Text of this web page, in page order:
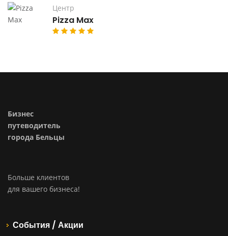
Центр
Pizza Max
Бизнес
путеводитель
города Бельцы
Больше клиентов
для вашего бизнеса!
События / Акции